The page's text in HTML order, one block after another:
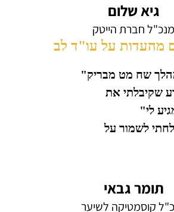
גיא שלום
מנכ"ל חברת הייטק
מהעדות על עו"ד לב
שח מט מבריק"
שקיבלתי את
לי"
לשמור על
תומר גבאי
קוסמטיקה לשיער